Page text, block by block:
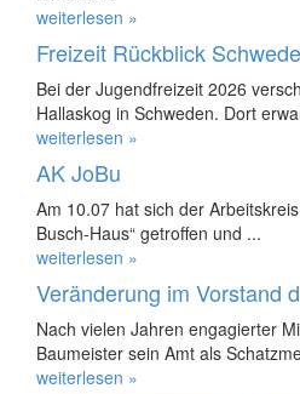
weiterlesen »
Freizeit Rückblick
Bei der Jugendfreizeit 2026
Hallaskog in Schweden. Dort
weiterlesen »
AK JoBu
Am 10.07 hat sich der
Busch-Haus“ getroffen und ...
weiterlesen »
Veränderung im Vorstand
Nach vielen Jahren engagierter
Baumeister sein Amt als
weiterlesen »